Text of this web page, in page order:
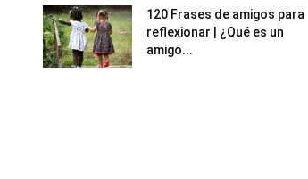
120 Frases de amigos para
reflexionar | ¿Qué es un
amigo...